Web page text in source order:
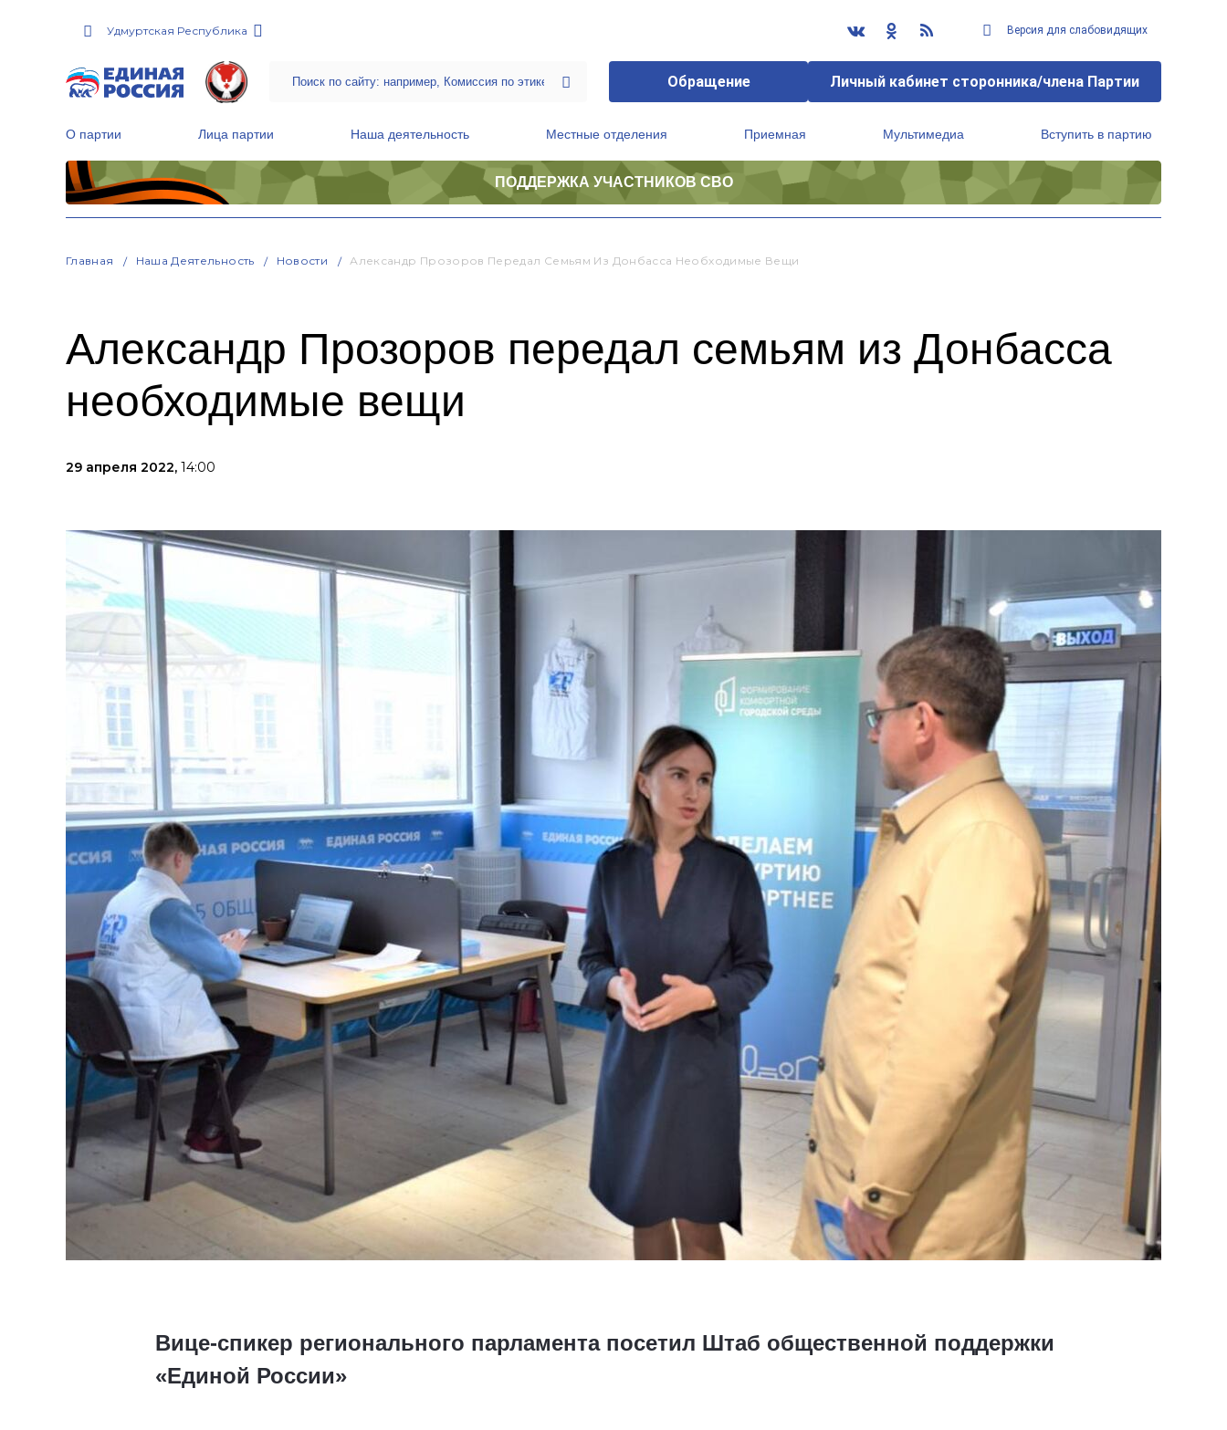
Удмуртская Республика Версия для слабовидящих
Обращение Личный кабинет сторонника/члена Партии
О партии Лица партии Наша деятельность Местные отделения Приемная Мультимедиа Вступить в партию
ПОДДЕРЖКА УЧАСТНИКОВ СВО
Главная Наша Деятельность Новости Александр Прозоров Передал Семьям Из Донбасса Необходимые Вещи
Александр Прозоров передал семьям из Донбасса
необходимые вещи
29 апреля 2022, 14:00
Вице-спикер регионального парламента посетил Штаб общественной поддержки
«Единой России»